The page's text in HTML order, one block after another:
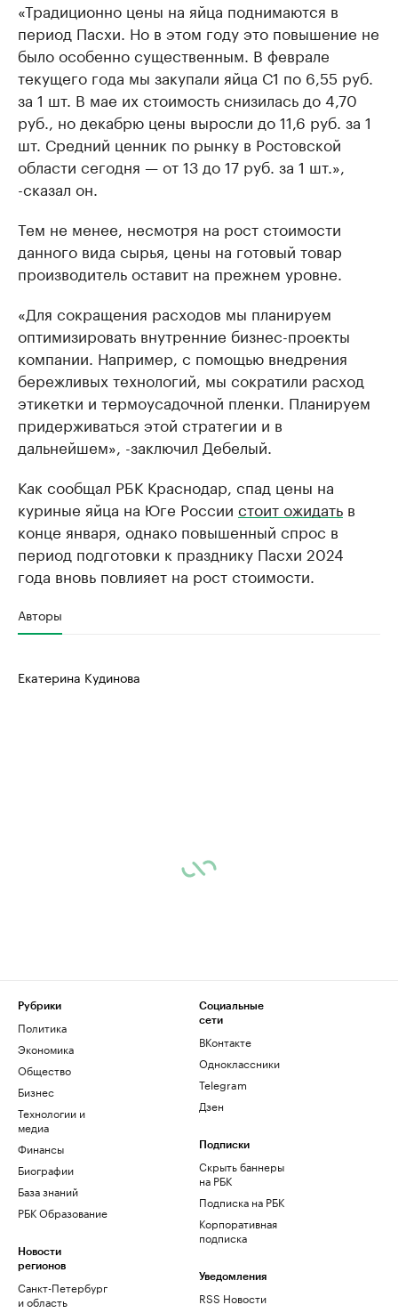
«Традиционно цены на яйца поднимаются в
период Пасхи. Но в этом году это повышение не
было особенно существенным. В феврале
текущего года мы закупали яйца С1 по 6,55 руб.
за 1 шт. В мае их стоимость снизилась до 4,70
руб., но декабрю цены выросли до 11,6 руб. за 1
шт. Средний ценник по рынку в Ростовской
области сегодня — от 13 до 17 руб. за 1 шт.»,
-сказал он.
Тем не менее, несмотря на рост стоимости
данного вида сырья, цены на готовый товар
производитель оставит на прежнем уровне.
«Для сокращения расходов мы планируем
оптимизировать внутренние бизнес-проекты
компании. Например, с помощью внедрения
бережливых технологий, мы сократили расход
этикетки и термоусадочной пленки. Планируем
придерживаться этой стратегии и в
дальнейшем», -заключил Дебелый.
Как сообщал РБК Краснодар, спад цены на
куриные яйца на Юге России стоит ожидать в
конце января, однако повышенный спрос в
период подготовки к празднику Пасхи 2024
года вновь повлияет на рост стоимости.
Авторы
Екатерина Кудинова
Рубрики
Политика
Экономика
Общество
Бизнес
Технологии и
медиа
Финансы
Биографии
База знаний
РБК Образование
Новости
регионов
Санкт-Петербург
и область
Социальные
сети
ВКонтакте
Одноклассники
Telegram
Дзен
Подписки
Скрыть баннеры
на РБК
Подписка на РБК
Корпоративная
подписка
Уведомления
RSS Новости